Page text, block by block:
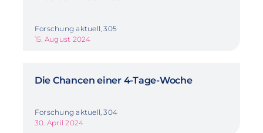
Forschung aktuell, 305
15. August 2024
Die Chancen einer 4-Tage-Woche
Forschung aktuell, 304
30. April 2024